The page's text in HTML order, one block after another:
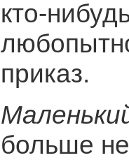
кто-
приказ.
больше